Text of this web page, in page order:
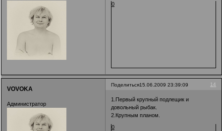
0
Поделиться 14
15.06.2009 23:39:09
VOVOKA
Администратор
1.Первый крупный подлещик и
довольный рыбак.
2.Крупным планом.
0